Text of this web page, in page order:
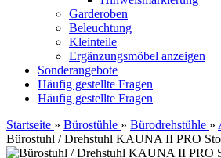
Garderoben
Beleuchtung
Kleinteile
Ergänzungsmöbel anzeigen
Sonderangebote
Häufig gestellte Fragen
Häufig gestellte Fragen
Startseite » Bürostühle » Bürodrehstühle »
Bürostuhl / Drehstuhl KAUNA II PRO